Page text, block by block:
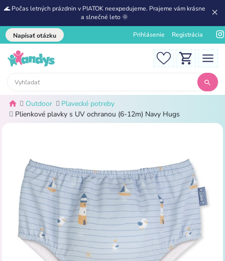
🌊 Počas letných prázdnin v PIATOK neexpedujeme. Prajeme vám krásne
a slnečné leto 🌞
Napísať otázku Prihlásenie Registrácia
Outdoor
Plavecké potreby
Plienkové plavky s UV ochranou (6-12m) Navy Hugs